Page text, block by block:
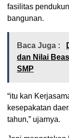
fasilitas
bangunan.
Baca Juga :
dan Nilai
SMP
“itu kan
kesepakatan
tahun,” ujarnya.